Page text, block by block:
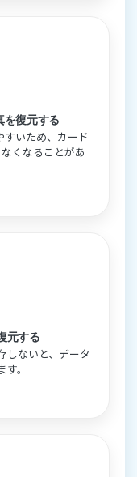
を復元する
すいため、カード
くなることがあ
元する
しないと、データ
。